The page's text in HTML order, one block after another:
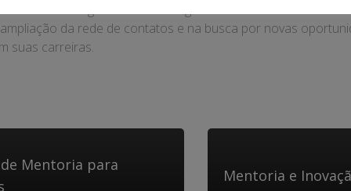
e estratégias de networking são ferramentas
da rede de contatos e na busca por novas
suas carreiras.
Mentoria para
Mentoria e